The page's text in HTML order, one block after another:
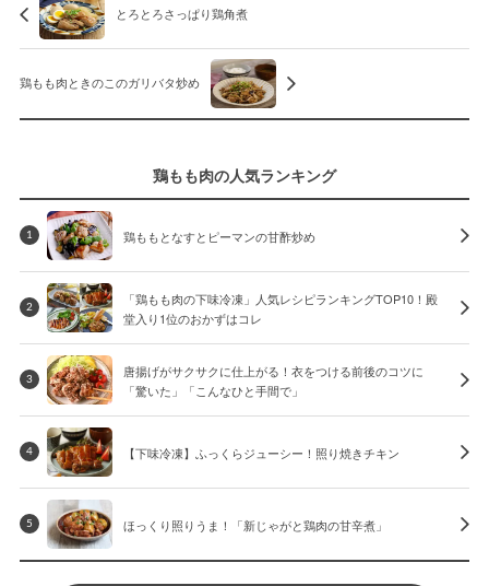
とろとろさっぱり鶏角煮
鶏もも肉ときのこのガリバタ炒め
鶏もも肉の人気ランキング
1 鶏ももとなすとピーマンの甘酢炒め
2
「鶏もも肉の下味冷凍」人気レシピランキングTOP10！殿
堂入り1位のおかずはコレ
3
唐揚げがサクサクに仕上がる！衣をつける前後のコツに
「驚いた」「こんなひと手間で」
4 【下味冷凍】ふっくらジューシー！照り焼きチキン
5 ほっくり照りうま！「新じゃがと鶏肉の甘辛煮」